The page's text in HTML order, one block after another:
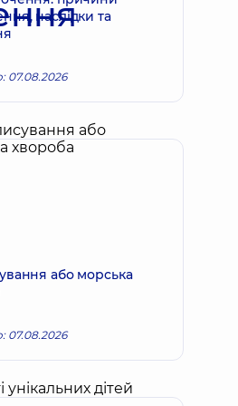
наслідки та
07.08.2026
або морська
07.08.2026